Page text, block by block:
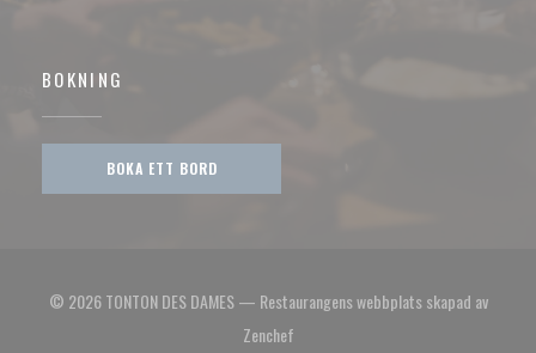
BOKNING
BOKA ETT BORD
© 2026 TONTON DES DAMES — Restaurangens webbplats skapad av
Zenchef((öppnas i ett nytt fönster))